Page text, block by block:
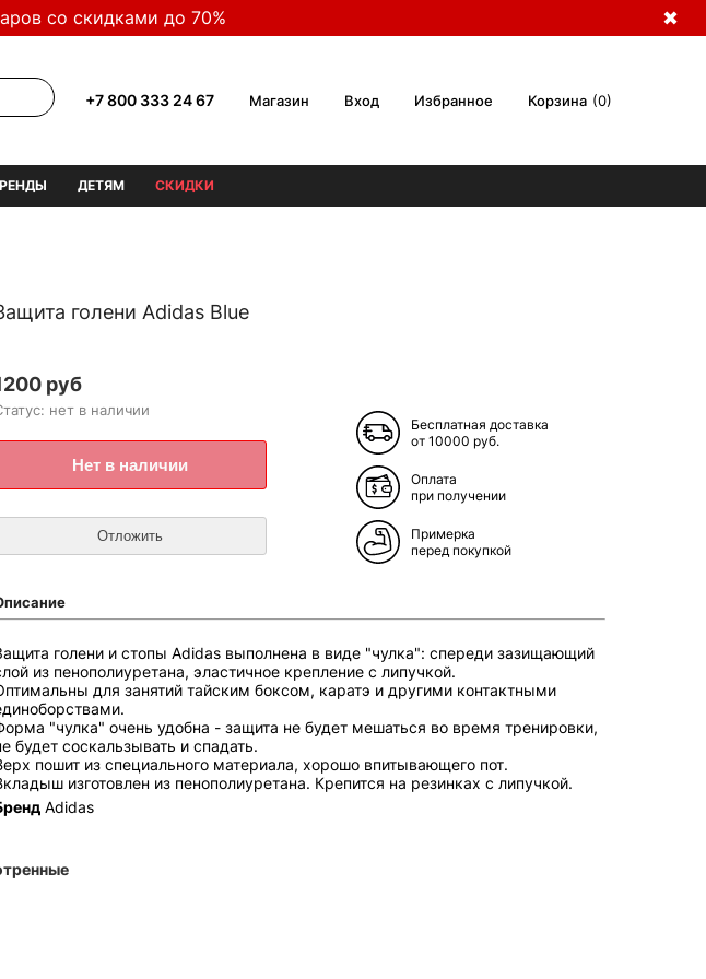
со скидками до 70% ✖
+7 800 333 24 67 Магазин Вход Избранное Корзина 0
ДЕТЯМ СКИДКИ
голени Adidas Blue
руб
нет в наличии
Бесплатная доставка
от 10000 руб.
Оплата
при получении
Примерка
перед покупкой
голени и стопы Adidas выполнена в виде "чулка": спереди зазищающий
из пенополиуретана, эластичное крепление с липучкой.
для занятий тайским боксом, каратэ и другими контактными
"чулка" очень удобна - защита не будет мешаться во время тренировки,
будет соскальзывать и спадать.
пошит из специального материала, хорошо впитывающего пот.
изготовлен из пенополиуретана. Крепится на резинках с липучкой.
Adidas